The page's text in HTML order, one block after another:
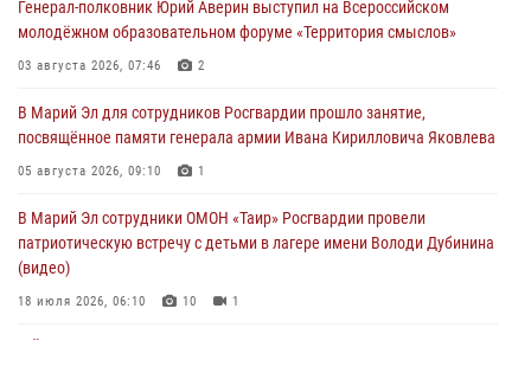
В детском оздоровительном лагере «Лесная сказка» Республики
Марий Эл прошла акция «Каникулы с Росгвардией»
Сотрудники Центра лицензионно-разрешительной работы
Управления Росгвардии по Республике Марий Эл приняли участие в
04 августа 2026, 06:46
Генерал-полковник Юрий Аверин выступил на Всероссийском
молодёжном образовательном форуме «Территория смыслов»
03 августа 2026, 07:46 2
В Марий Эл для сотрудников Росгвардии прошло занятие,
посвящённое памяти генерала армии Ивана Кирилловича Яковлева
05 августа 2026, 09:10 1
В Марий Эл сотрудники ОМОН «Таир» Росгвардии провели
патриотическую встречу с детьми в лагере имени Володи Дубинина
(видео)
18 июля 2026, 06:10 10 1